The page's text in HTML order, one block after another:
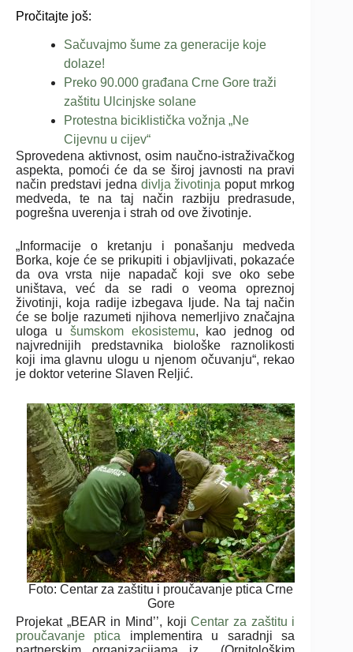
Pročitajte još:
Sačuvajmo šume za generacije koje
dolaze!
Preko 90.000 građana Crne Gore traži
zaštitu Ulcinjske solane
Protestna biciklistička vožnja „Ne
Cijevnu u cijev“
Sprovedena aktivnost, osim naučno-istraživačkog
aspekta, pomoći će da se široj javnosti na pravi
način predstavi jedna divlja životinja poput mrkog
medveda, te na taj način razbiju predrasude,
pogrešna uverenja i strah od ove životinje.
„Informacije o kretanju i ponašanju medveda
Borka, koje će se prikupiti i objavljivati, pokazaće
da ova vrsta nije napadač koji sve oko sebe
uništava, već da se radi o veoma opreznoj
životinji, koja radije izbegava ljude. Na taj način
će se bolje razumeti njihova nemerljivo značajna
uloga u šumskom ekosistemu, kao jednog od
najvrednijih predstavnika biološke raznolikosti
koji ima glavnu ulogu u njenom očuvanju“, rekao
je doktor veterine Slaven Reljić.
Foto: Centar za zaštitu i proučavanje ptica Crne
Gore
Projekat „BEAR in Mind’’, kojiCentar za zaštitu i
proučavanje ptica implementira u saradnji sa